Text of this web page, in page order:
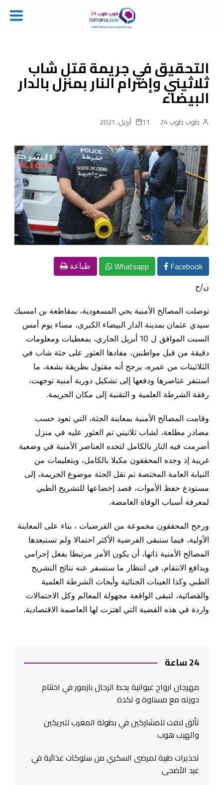
contentالتحقيق في جريمة قتل شاب
ثلاثيني وإضرام النار بمنزل بالدار
البيضاء
طوب طوب 24 11 أبريل، 2021
Facebook
Whatsapp طباعة
ن/ح
توصلت المصالح الأمنية بحي المسعودية، بمقاطعة بن امسيك
سيدي عثمان بمدينة الدار البيضاء الكبرى، مساء يوم أمس
السبت الموافق ل 10 أبريل الجاري، بمعطيات ومعلومات
دقيقة من قبل مواطنين، مفادها العثور على جثة شاب في
الثلاثينات من عمره، يرجح أنه مقتول بطريقة بشعة، ما
استنفر عناصرها ودفعها إلى تشكيل دورية أمنية توجهت،
رفقة الشرطة العلمية و التقنية إلى مكان الجريمة.
وقامت المصالح الأمنية بمعاينة الجثة، التي تعود حسب
مصادر مطلعة، لشاب ثلاتيني تم العثور عليه في منزل
أضرمت فيه النار بالكامل لتجده العناصر الأمنية في وضعية
غريبة إذ وجده المحققون مكبلا بالكامل، وبتعليمات من
النيابة العامة المختصة تم نقل الجثة موضوع الجريمة، إلى
مستودع حفظ الأموات، قصد إخضاعها للتشريح الطبي
لمعرفة أسباب الوفاة الغامضة.
ورجح المحققون مجموعة من الفرضيات ، بناء على المعاينة
الأولية، فيما ستبقى الفرضية الأكثر احتمالا ولم تستبعدها
المصالح الأمنية ذاتها، أن يكون الأمر مرتبطا بفعل إجرامي
وبدافع الانتقام، في انتظار ما ستسفر عنه نتائج التشريح
الطبي وكذا العينات الجنائية وأبحاث الشرطة العلمية
والقضائية، لتبقى الواقعة مجهولة المعالم وكل الاحتمالات
واردة في هذه القضية التي اهتزت لها العاصمة الاقتصادية.
24 ساعة
مهرجان ارواح غيوانية يحط الرحال بازمور في اختتام
دورته مع مسناوة و تكدة
تألق لافت للمشاركين في بطولة المغرب للبريكين
والهيب هوب
تحذيرات طبية لمرضى السكري من سلوكات غذائية في
عيد الأضحى